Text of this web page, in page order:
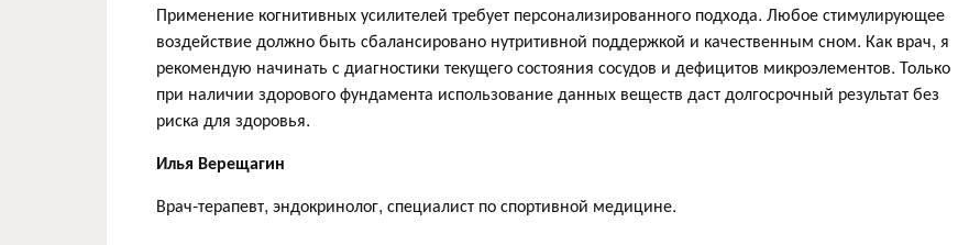
Применение когнитивных усилителей требует персонализированного подхода. Любое стимулирующее
воздействие должно быть сбалансировано нутритивной поддержкой и качественным сном. Как врач, я
рекомендую начинать с диагностики текущего состояния сосудов и дефицитов микроэлементов. Только
при наличии здорового фундамента использование данных веществ даст долгосрочный результат без
риска для здоровья.
Илья Верещагин
Врач-терапевт, эндокринолог, специалист по спортивной медицине.